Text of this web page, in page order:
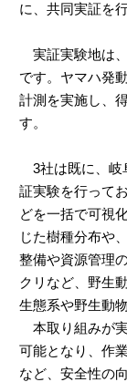
に、共同実証を
実証実験地は
です。ヤマハ発
計測を実施し、
す。
3社は既に、岐
証実験を行って
どを一括で可視
じた樹種分布や
整備や資源管理
クリなど、野生
生態系や野生動
本取り組みが
可能となり、作
など、安全性の